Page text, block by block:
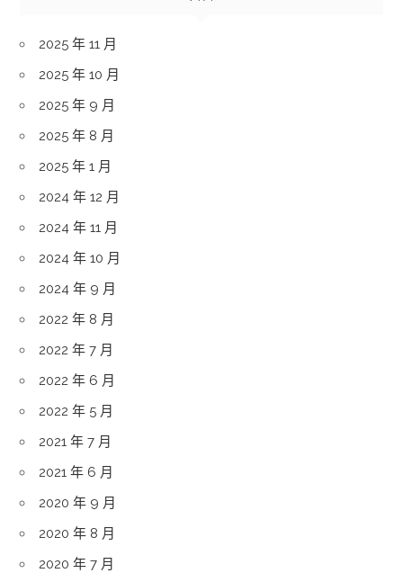
2025 年 11 月
2025 年 10 月
2025 年 9 月
2025 年 8 月
2025 年 1 月
2024 年 12 月
2024 年 11 月
2024 年 10 月
2024 年 9 月
2022 年 8 月
2022 年 7 月
2022 年 6 月
2022 年 5 月
2021 年 7 月
2021 年 6 月
2020 年 9 月
2020 年 8 月
2020 年 7 月